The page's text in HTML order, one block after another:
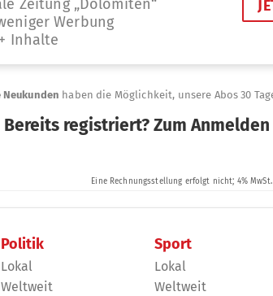
Politik
Lokal
Weltweit
Sport
Lokal
Weltweit